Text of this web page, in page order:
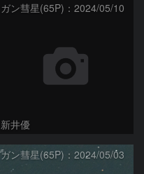
ガン彗星(65P)：2024/05/10
新井優
ガン彗星(65P)：2024/05/03